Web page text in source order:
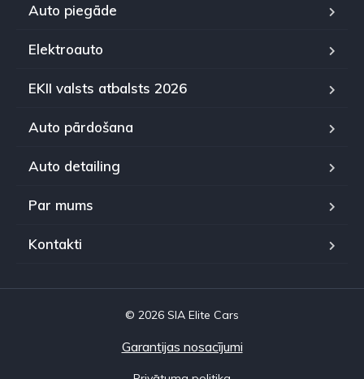
Auto piegāde
Elektroauto
EKII valsts atbalsts 2026
Auto pārdošana
Auto detailing
Par mums
Kontakti
© 2026 SIA Elite Cars
Garantijas nosacījumi